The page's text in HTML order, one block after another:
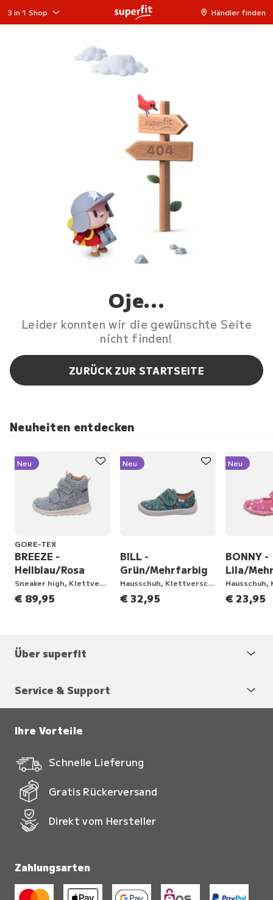
3 in 1 Shop Händler finden
Oje...
Leider konnten wir die gewünschte Seite
nicht finden!
ZURÜCK ZUR STARTSEITE
Neuheiten entdecken
Neu
GORE-TEX
BREEZE -
Hellblau/Rosa
Sneaker high, Klettverschluss
€ 89,95
Neu
BILL -
Grün/Mehrfarbig
Hausschuh, Klettverschluss
€ 32,95
Neu
BONNY -
Lila/
€ 23,95
Über superfit
Service & Support
Ihre Vorteile
Schnelle Lieferung
Gratis Rückerversand
Direkt vom Hersteller
Zahlungsarten